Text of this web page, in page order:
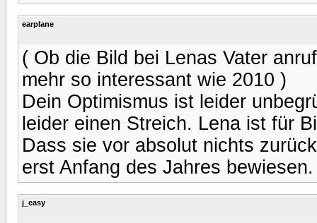
earplane
( Ob die Bild bei Lenas Vater
mehr so interessant wie 2010 )
Dein Optimismus ist leider
leider einen Streich. Lena ist für
Dass sie vor absolut nichts
erst Anfang des Jahres bewiesen.
j_easy